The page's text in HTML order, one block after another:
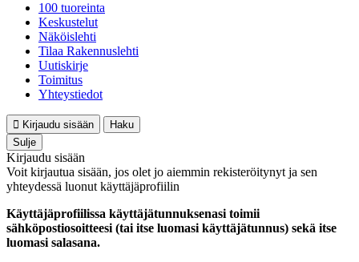
100 tuoreinta
Keskustelut
Näköislehti
Tilaa Rakennuslehti
Uutiskirje
Toimitus
Yhteystiedot
Kirjaudu sisään
Haku
Sulje
Kirjaudu sisään
Voit kirjautua sisään, jos olet jo aiemmin rekisteröitynyt ja sen
yhteydessä luonut käyttäjäprofiilin
Käyttäjäprofiilissa käyttäjätunnuksenasi toimii
sähköpostiosoitteesi (tai itse luomasi käyttäjätunnus) sekä itse
luomasi salasana.